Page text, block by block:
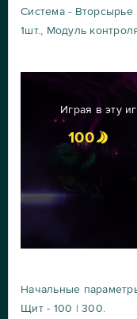
Система -
1шт., Модуль
Играя в эту
100
Начальные
Щит - 100 | 300.